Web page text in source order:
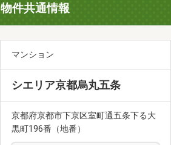
物件共通情報
マンション
シエリア京都烏丸五条
京都府京都市下京区室町通五条下る大
黒町196番（地番）